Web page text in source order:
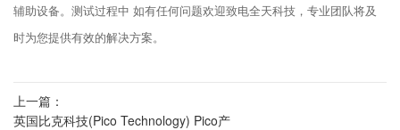
辅助设备。测试过程中 如有任何问题欢迎致电全天科技，专业团队将及
时为您提供有效的解决方案。
上一篇：
英国比克科技(Pico Technology) Pico产